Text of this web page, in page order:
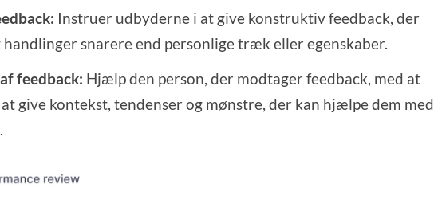
Instruer udbyderne i at give konstruktiv feedback, der
snarere end personlige træk eller egenskaber.
feedback: Hjælp den person, der modtager feedback, med at
give kontekst, tendenser og mønstre, der kan hjælpe dem med